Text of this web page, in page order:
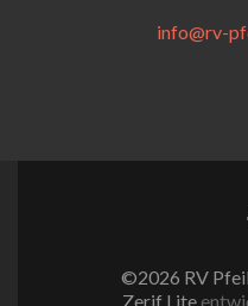
info@rv-
©2026 RV
Zerif Lite